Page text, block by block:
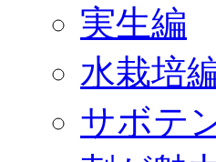
実生編
水栽培
サボテ